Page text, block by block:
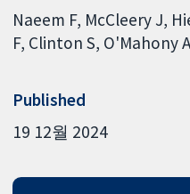
Naeem F McCleery J
F Clinton S O'Mahony A
Published
19 12월 2024